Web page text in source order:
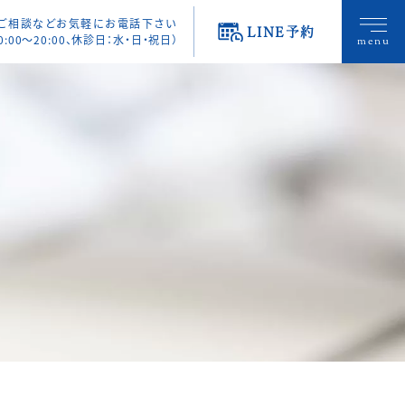
相談などお気軽にお電話下さい
〜20:00、休診日：水・日・祝日）
LINE予約
menu